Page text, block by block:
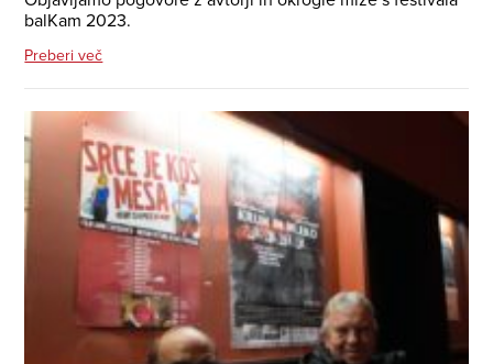
balKam 2023.
Preberi več